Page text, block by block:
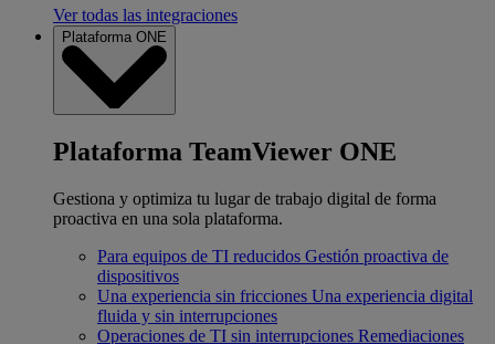
Ver todas las integraciones
Plataforma ONE
Plataforma TeamViewer ONE
Gestiona y optimiza tu lugar de trabajo digital de forma
proactiva en una sola plataforma.
Para equipos de TI reducidos Gestión proactiva de
dispositivos
Una experiencia sin fricciones Una experiencia digital
fluida y sin interrupciones
Operaciones de TI sin interrupciones Remediaciones